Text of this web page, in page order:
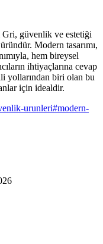
güvenlik ve estetiği
Modern tasarımı,
hem bireysel
ihtiyaçlarına cevap
yollarından biri olan bu
için idealdir.
urunleri#modern-